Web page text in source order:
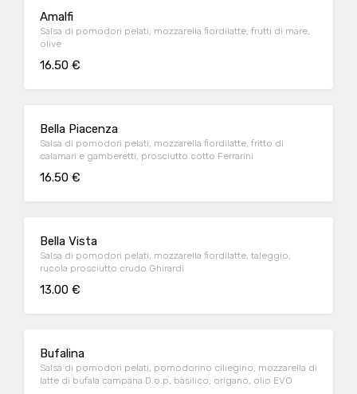
Amalfi
Salsa di pomodori pelati, mozzarella fiordilatte, frutti di mare,
olive
16.50 €
Bella Piacenza
Salsa di pomodori pelati, mozzarella fiordilatte, fritto di
calamari e gamberetti, prosciutto cotto Ferrarini
16.50 €
Bella Vista
Salsa di pomodori pelati, mozzarella fiordilatte, taleggio,
rucola prosciutto crudo Ghirardi
13.00 €
Bufalina
Salsa di pomodori pelati, pomodorino ciliegino, mozzarella di
latte di bufala campana D.o.p, basilico, origano, olio EVO